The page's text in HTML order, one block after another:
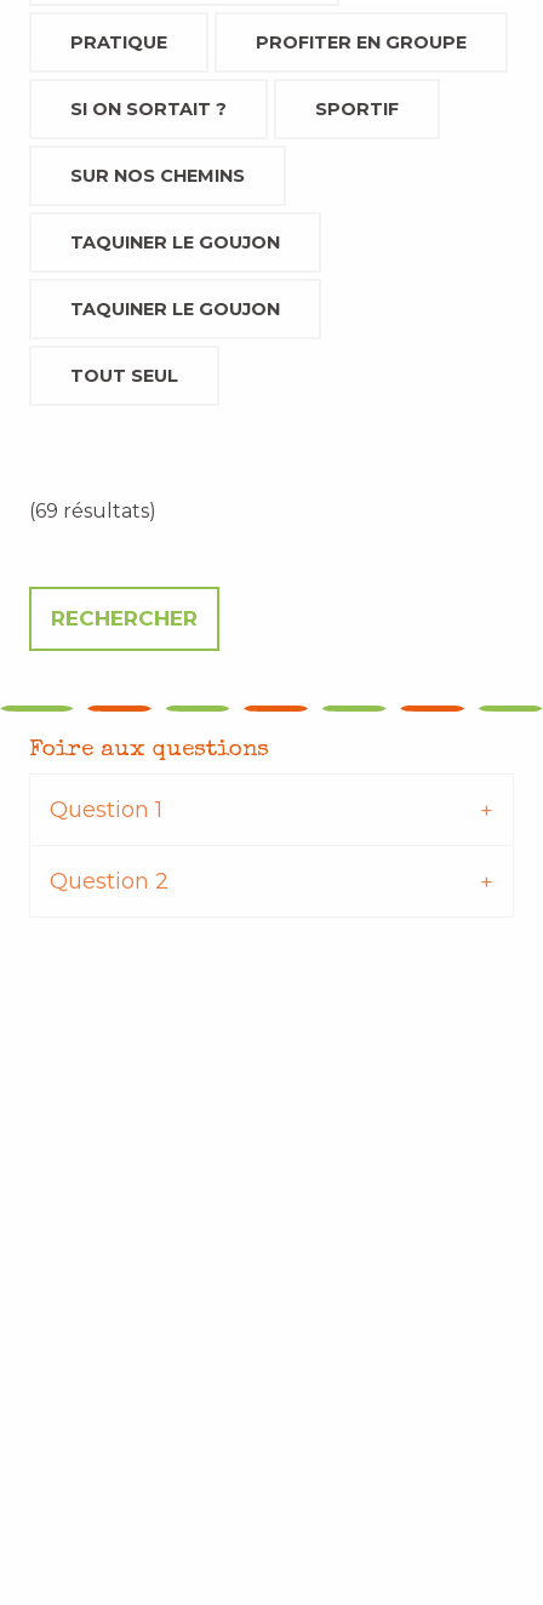
PRATIQUE PROFITER EN GROUPE
SI ON SORTAIT ? SPORTIF
SUR NOS CHEMINS
TAQUINER LE GOUJON
TAQUINER LE GOUJON
TOUT SEUL
(69 résultats)
Foire aux questions
Question 1
Question 2